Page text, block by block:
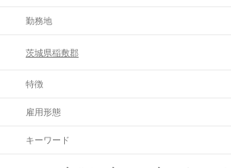
勤務地
茨城県稲敷郡
特徴
雇用形態
キーワード